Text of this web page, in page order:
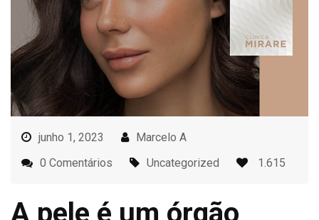
junho 1, 2023
Marcelo A
0 Comentários
Uncategorized 1.615
A pele é um órgão